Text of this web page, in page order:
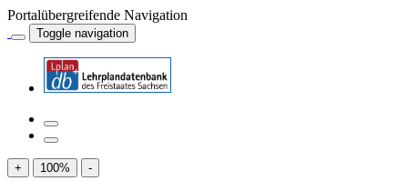
Portalübergreifende Navigation
Toggle navigation
+ 100% -